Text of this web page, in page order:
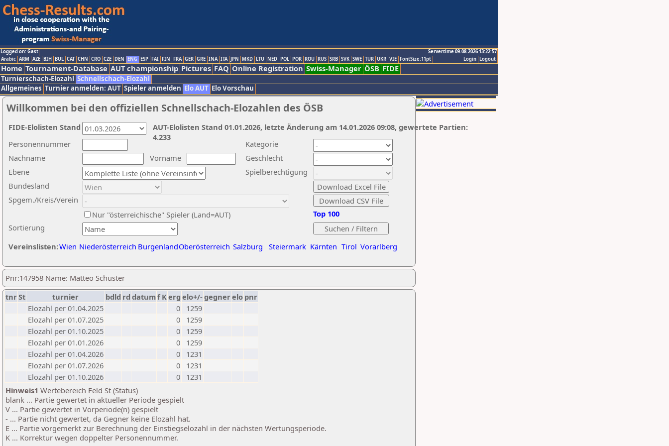
Logged on: Gast
Servertime 09.08.2026 13:22:57
Logout
Login
Arabic ARM AZE BIH BUL CAT CHN CRO CZE DEN ENG ESP FAI FIN FRA GER GRE INA ITA JPN MKD LTU NED POL POR ROU RUS SRB SVK SWE TUR UKR VIE FontSize:11pt
Home Tournament-Database AUT championship Pictures FAQ Online Registration Swiss-Manager ÖSB FIDE
Turnierschach-Elozahl Schnellschach-Elozahl
Allgemeines Turnier anmelden: AUT Spieler anmelden Elo AUT Elo Vorschau
Willkommen bei den offiziellen Schnellschach-Elozahlen des ÖSB
Nachname
Vorname
Ebene
Kategorie
Sortierung
Personennummer
Bundesland
Spgem./Kreis/Verein
Geschlecht
Nur "österreichische" Spieler (Land=AUT)
Spielberechtigung
Vereinslisten:Wien Niederösterreich BurgenlandOberösterreich Salzburg Steiermark Kärnten Tirol Vorarlberg
Top 100
AUT-Elolisten Stand 01.01.2026, letzte Änderung am 14.01.2026 09:08, gewertete Partien:
4.233
FIDE-Elolisten Stand
Pnr:147958 Name: Matteo Schuster
tnrSt turnier bdld rd datumf Kerg elo+/-gegnerelo pnr
Elozahl per 01.04.2025
0
1259
Elozahl per 01.07.2025
0
1259
Elozahl per 01.10.2025
0
1259
Elozahl per 01.01.2026
0
1259
Elozahl per 01.04.2026
0
1231
Elozahl per 01.07.2026
0
1231
Elozahl per 01.10.2026
0
1231
Hinweis1 Wertebereich Feld St (Status)
blank ... Partie gewertet in aktueller Periode gespielt
V ... Partie gewertet in Vorperiode(n) gespielt
- ... Partie nicht gewertet, da Gegner keine Elozahl hat.
E ... Partie vorgemerkt zur Berechnung der Einstiegselozahl in der nächsten Wertungsperiode.
K ... Korrektur wegen doppelter Personennummer.